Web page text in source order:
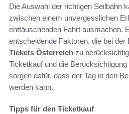
Die Auswahl der richtigen Seilbahn
zwischen einem unvergesslichen
enttäuschenden Fahrt ausmachen.
entscheidende Faktoren, die bei der
Tickets Österreich zu
Ticketkauf und die
sorgen dafür, dass der Tag in den
werden kann.
Tipps für den Ticketkauf